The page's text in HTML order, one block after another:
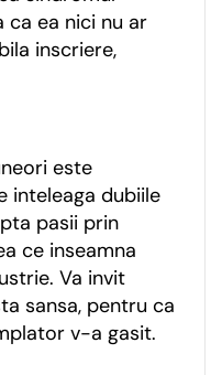
ca ea nici nu ar
inscriere,
este
inteleaga dubiile
pasii prin
ce inseamna
Va invit
sansa, pentru ca
v-a gasit.